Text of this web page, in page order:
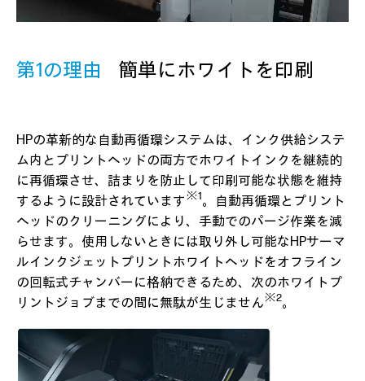
第1の理由 簡単にホワイトを印刷
HPの革新的な自動再循環システムは、インク供給システ
ム内とプリントヘッドの両方でホワイトインクを継続的
に再循環させ、詰まりを防止して印刷可能な状態を維持
するように設計されています※1。自動再循環とプリント
ヘッドのクリーニングにより、手動でのパージ作業を減
らせます。使用しないときには取り外し可能なHPサーマ
ルインクジェットプリントホワイトヘッドをオフライン
の回転式チャンバーに格納できるため、次のホワイトプ
リントジョブまでの間に無駄が生じません※2。